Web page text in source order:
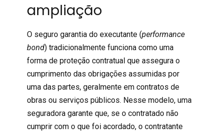
ampliação
O seguro garantia do executante(performance
bond) tradicionalmente funciona como uma
forma de proteção contratualque assegura o
cumprimento das obrigações assumidas por
uma das partes, geralmente em contratos de
obras ou serviços públicos. Nesse modelo, uma
seguradora garante que, se o contratado não
cumprir com o que foi acordado, o contratante